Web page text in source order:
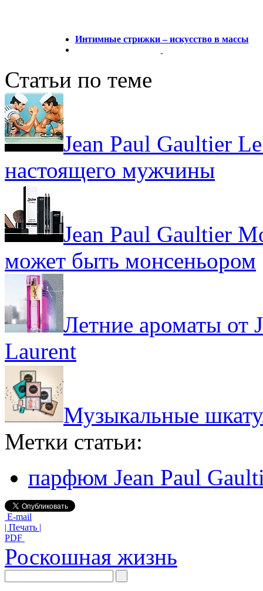
Интимные стрижки – искусство в массы
Статьи по теме
Jean Paul Gaultier
настоящего мужчины
Jean Paul Gaultier
может быть монсеньором
Летние ароматы от
Laurent
Музыкальные
Метки статьи:
парфюм Jean Paul
E-mail
| Печать |
PDF
Роскошная жизнь